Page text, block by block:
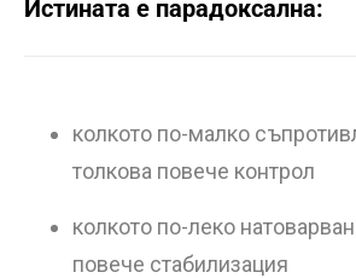
Истината е парадоксална:
колкото по-малко
толкова повече контрол
колкото по-леко
повече стабилизация